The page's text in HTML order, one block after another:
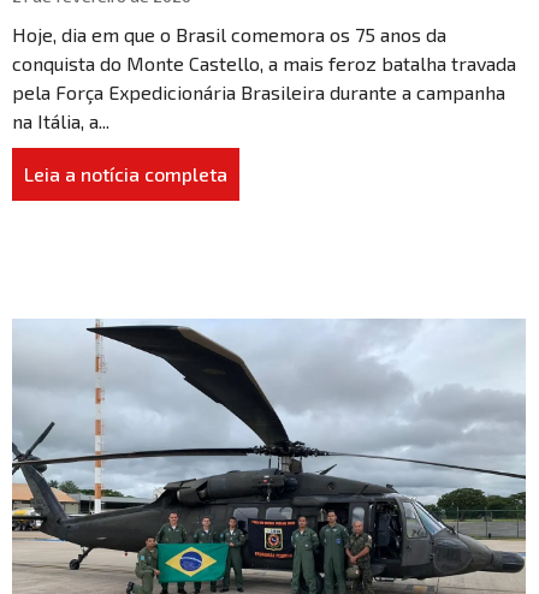
Hoje, dia em que o Brasil comemora os 75 anos da
conquista do Monte Castello, a mais feroz batalha travada
pela Força Expedicionária Brasileira durante a campanha
na Itália, a...
Leia a notícia completa